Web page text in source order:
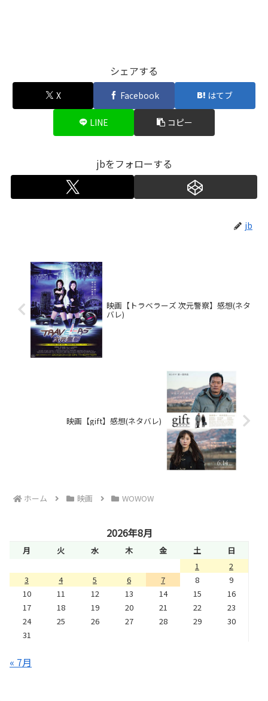
シェアする
X Facebook はてブ
LINE コピー
jbをフォローする
jb
映画【トラベラーズ 次元警察】感想(ネタ
バレ)
映画【gift】感想(ネタバレ)
ホーム 映画 WOWOW
2026年8月
月 火 水 木 金 土
日
1
2
3
4 5 6 7 8
9
10
11 12 13 14 15
16
17
18 19 20 21 22
23
24
25 26 27 28 29
30
31
« 7月